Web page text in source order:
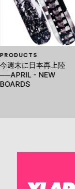
PRODUCTS
今週末に日本再上陸
──APRIL - NEW
BOARDS